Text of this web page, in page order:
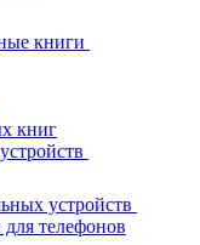
книги
книг
устройств
телефонов